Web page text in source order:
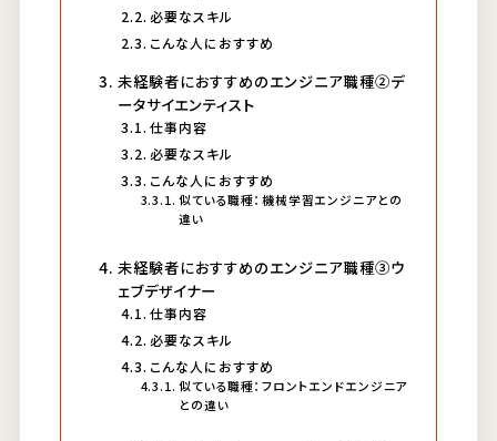
必要なスキル
こんな人におすすめ
未経験者におすすめのエンジニア職種②デ
ータサイエンティスト
仕事内容
必要なスキル
こんな人におすすめ
似ている職種：機械学習エンジニアとの
違い
未経験者におすすめのエンジニア職種③ウ
ェブデザイナー
仕事内容
必要なスキル
こんな人におすすめ
似ている職種：フロントエンドエンジニア
との違い